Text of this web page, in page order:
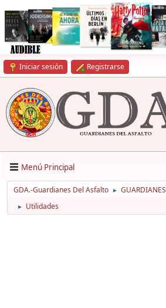
Iniciar sesión Registrarse
Menú Principal
GDA.-Guardianes Del Asfalto ►
► Utilidades